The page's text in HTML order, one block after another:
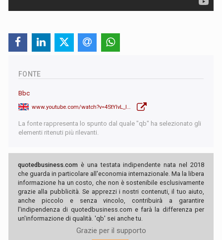
FONTE
Bbc
La fonte rappresenta lo spunto dal quale "qb" ha selezionato gli
elementi ritenuti più rilevanti.
quotedbusiness.com è una testata indipendente nata nel 2018
che guarda in particolare all'economia internazionale. Ma la libera
informazione ha un costo, che non è sostenibile esclusivamente
grazie alla pubblicità. Se apprezzi i nostri contenuti, il tuo aiuto,
anche piccolo e senza vincolo, contribuirà a garantire
l'indipendenza di quotedbusiness.com e farà la differenza per
un'informazione di qualità. 'qb' sei anche tu.
Grazie per il supporto